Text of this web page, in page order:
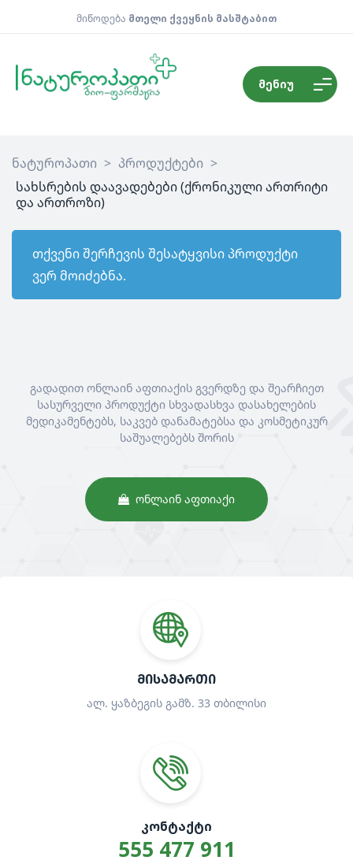
მიწოდება მთელი ქვეყნის მასშტაბით
მენიუ
ნატუროპათი > პროდუქტები >
სახსრების დაავადებები (ქრონიკული ართრიტი
და ართროზი)
თქვენი შერჩევის შესატყვისი პროდუქტი
ვერ მოიძებნა.
გადადით ონლაინ აფთიაქის გვერდზე და შეარჩიეთ
სასურველი პროდუქტი სხვადასხვა დასახელების
მედიკამენტებს, საკვებ დანამატებსა და კოსმეტიკურ
საშუალებებს შორის
ᲝᲜᲚᲐᲘᲜ ᲐᲤᲗᲘᲐᲥᲘ
ᲛᲘᲡᲐᲛᲐᲠᲗᲘ
ალ. ყაზბეგის გამზ. 33 თბილისი
ᲙᲝᲜᲢᲐᲥᲢᲘ
555 477 911